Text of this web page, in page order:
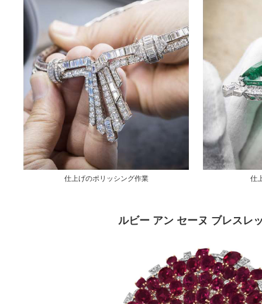
仕上げのポリッシング作業 仕
ルビー アン セーヌ ブレスレ